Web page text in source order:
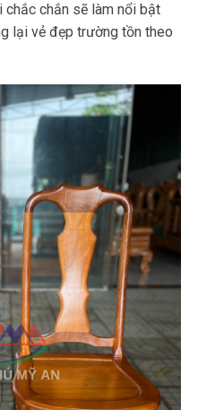
chắc chắn sẽ làm nổi bật
lại vẻ đẹp trường tồn theo